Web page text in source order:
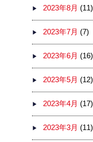
2023年8月 (11)
2023年7月 (7)
2023年6月 (16)
2023年5月 (12)
2023年4月 (17)
2023年3月 (11)